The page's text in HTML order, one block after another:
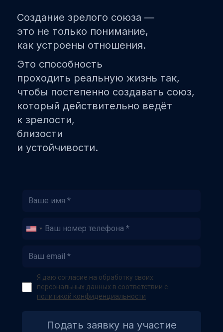
Создание зрелого союза —
это не только понимание,
как устроены отношения.
Это способность
проходить реальную жизнь так,
чтобы постепенно создавать союз,
который действительно ведёт
к зрелости,
близости
и устойчивости.
Я даю согласие на обработку своих
персональных данных в соответствии с
политикой конфиденциальности
Подать заявку на участие